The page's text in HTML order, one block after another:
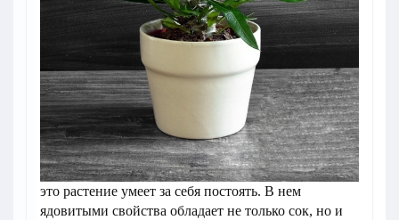
это растение умеет за себя постоять. В нем
ядовитыми свойства обладает не только сок, но и